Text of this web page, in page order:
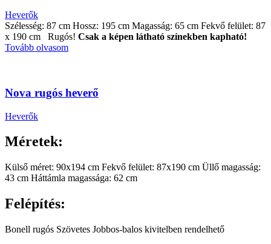
Heverők
Szélesség: 87 cm Hossz: 195 cm Magasság: 65 cm Fekvő felület: 87
x 190 cm Rugós! Csak a képen látható színekben kapható!
Tovább olvasom
Nova rugós heverő
Heverők
Méretek:
Külső méret: 90x194 cm Fekvő felület: 87x190 cm Üllő magasság:
43 cm Háttámla magassága: 62 cm
Felépítés:
Bonell rugós Szövetes Jobbos-balos kivitelben rendelhető